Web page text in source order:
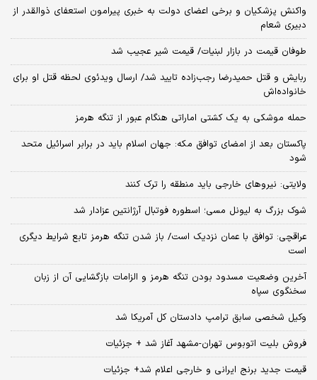
واکنش پزشکیان و برخی اعضای دولت به خبری پیرامون استعفای ذوالقدر از
دبیری شعام
طوفان قیمت در بازار لبنیات/ قیمت شیر عجیب شد
ربایش و قتل حمیدرضا رجب‌زاده تایید شد/ ارسال ویدئوی لحظه قتل او برای
خانواده‌اش
حمله موشکی به یک کشتی اماراتی هنگام عبور از تنگه هرمز
پاکستان بعد از امضای توافق مکه: جهان اسلام باید در برابر اسرائیل متحد
شود
ولایتی: نیروهای خارجی باید منطقه را ترک کنند
شوک بزرگ به لیونل مسی؛ اسطوره فوتبال آرژانتین عزادار شد
عراقچی: توافق با عمان نزدیک است/ باز شدن تنگه هرمز تابع شرایط دیگری
است
آخرین وضعیت مسدود بودن تنگه هرمز و الزامات بازگشایی آن از زبان
سخنگوی سپاه
وکیل شخصی سابق ترامپ دادستان کل آمریکا شد
فروش بلیت اتوبوس تهران-مشهد آغاز شد + جزئیات
قیمت جدید برنج ایرانی و خارجی اعلام شد+ جزئیات